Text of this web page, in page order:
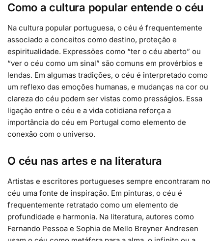
Como a cultura popular entende o céu
Na cultura popular portuguesa, o céu é frequentemente
associado a conceitos como destino, proteção e
espiritualidade. Expressões como “ter o céu aberto” ou
“ver o céu como um sinal” são comuns em provérbios e
lendas. Em algumas tradições, o céu é interpretado como
um reflexo das emoções humanas, e mudanças na cor ou
clareza do céu podem ser vistas como presságios. Essa
ligação entre o céu e a vida cotidiana reforça a
importância do céu em Portugal como elemento de
conexão com o universo.
O céu nas artes e na literatura
Artistas e escritores portugueses sempre encontraram no
céu uma fonte de inspiração. Em pinturas, o céu é
frequentemente retratado como um elemento de
profundidade e harmonia. Na literatura, autores como
Fernando Pessoa e Sophia de Mello Breyner Andresen